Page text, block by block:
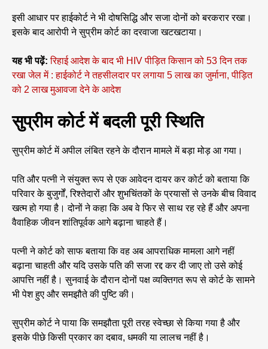
इसी आधार पर हाईकोर्ट ने भी दोषसिद्धि और सजा दोनों को बरकरार रखा।
इसके बाद आरोपी ने सुप्रीम कोर्ट का दरवाजा खटखटाया।
यह भी पढ़ें: रिहाई आदेश के बाद भी HIV पीड़ित किसान को 53 दिन तक
रखा जेल में : हाईकोर्ट ने तहसीलदार पर लगाया 5 लाख का जुर्माना, पीड़ित
को 2 लाख मुआवजा देने के आदेश
सुप्रीम कोर्ट में बदली पूरी स्थिति
सुप्रीम कोर्ट में अपील लंबित रहने के दौरान मामले में बड़ा मोड़ आ गया।
पति और पत्नी ने संयुक्त रूप से एक आवेदन दायर कर कोर्ट को बताया कि
परिवार के बुजुर्गों, रिश्तेदारों और शुभचिंतकों के प्रयासों से उनके बीच विवाद
खत्म हो गया है। दोनों ने कहा कि अब वे फिर से साथ रह रहे हैं और अपना
वैवाहिक जीवन शांतिपूर्वक आगे बढ़ाना चाहते हैं।
पत्नी ने कोर्ट को साफ बताया कि वह अब आपराधिक मामला आगे नहीं
बढ़ाना चाहती और यदि उसके पति की सजा रद्द कर दी जाए तो उसे कोई
आपत्ति नहीं है। सुनवाई के दौरान दोनों पक्ष व्यक्तिगत रूप से कोर्ट के सामने
भी पेश हुए और समझौते की पुष्टि की।
सुप्रीम कोर्ट ने पाया कि समझौता पूरी तरह स्वेच्छा से किया गया है और
इसके पीछे किसी प्रकार का दबाव, धमकी या लालच नहीं है।